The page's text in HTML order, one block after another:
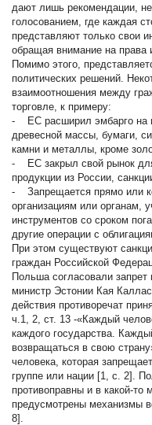
дают лишь рекомендации,
голосованием, где каждая
представляют только свои
обращая внимание на права
Помимо этого,
политических решений.
взаимоотношения между
торговле, к примеру:
- ЕС расширил эмбарго на
древесной массы, бумаги,
камни и металлы, кроме
- ЕС закрыл свой рынок для
продукции из России,
- Запрещается прямо или
организациям или
инструментов со сроком
другие операции с
При этом существуют
граждан Российской
Польша согласовали
министр Эстонии Кая
действия противоречат
ч.1, 2, ст. 13 -«Каждый
каждого государства.
возвращаться в свою
человека, которая
группе или нации [1, с. 2].
противоправны и в какой-
предусмотрены механизмы
8].